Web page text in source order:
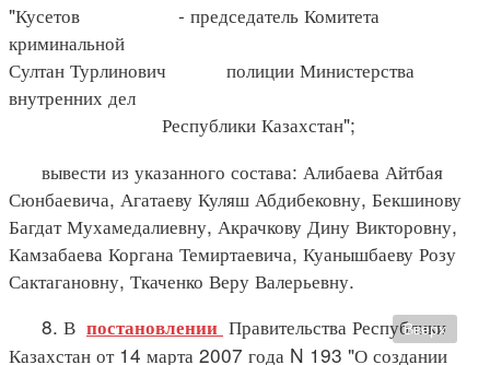
"Кусетов - председатель Комитета
криминальной
Султан Турлинович полиции Министерства
внутренних дел
Республики Казахстан";
вывести из указанного состава: Алибаева Айтбая
Сюнбаевича, Агатаеву Куляш Абдибековну, Бекшинову
Багдат Мухамедалиевну, Акрачкову Дину Викторовну,
Камзабаева Коргана Темиртаевича, Куанышбаеву Розу
Сактагановну, Ткаченко Веру Валерьевну.
8. В постановлении Правительства Республики
Казахстан от 14 марта 2007 года N 193 "О создании
Вверх